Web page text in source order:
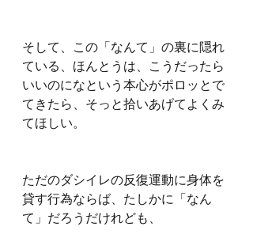
そして、この「なんて」の裏に隠れ
ている、ほんとうは、こうだったら
いいのになという本心がポロッとで
てきたら、そっと拾いあげてよくみ
てほしい。
ただのダシイレの反復運動に身体を
貸す行為ならば、たしかに「なん
て」だろうだけれども、